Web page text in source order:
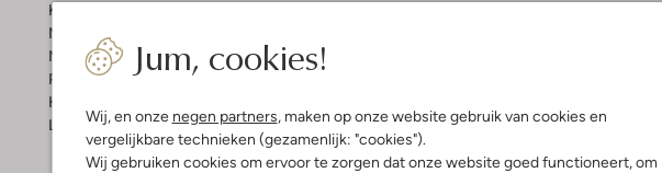
Jum, cookies!
Wij, en onze negen partners, maken op onze website gebruik van cookies en
vergelijkbare technieken (gezamenlijk: "cookies").
Wij gebruiken cookies om ervoor te zorgen dat onze website goed functioneert, om
Kleur:
Materiaal binnenkant:
Materiaal: Polyester
Pasvorm:
Aansluitend
Halslijn:
Lengte: Lang
Niet chemisch reinigen
Nat reinigen